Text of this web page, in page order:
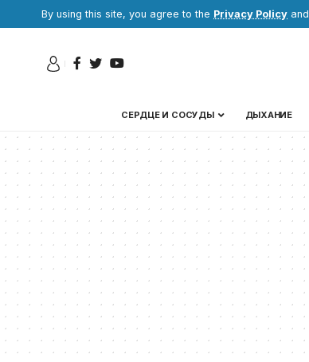
By using this site, you agree to the Privacy Policy and
СЕРДЦЕ И СОСУДЫ ДЫХАНИЕ